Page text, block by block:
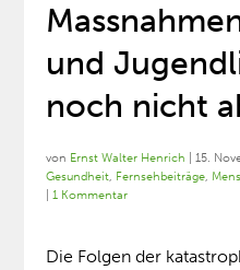
und
noch nicht
von Ernst Walter Henrich |15.
Gesundheit, Fernsehbeiträge,
|1 Kommentar
Die Folgen der